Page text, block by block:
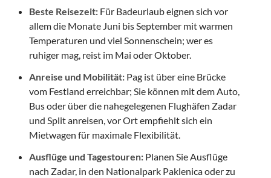
Beste Reisezeit: Für Badeurlaub eignen sich vor
allem die Monate Juni bis September mit warmen
Temperaturen und viel Sonnenschein; wer es
ruhiger mag, reist im Mai oder Oktober.
Anreise und Mobilität: Pag ist über eine Brücke
vom Festland erreichbar; Sie können mit dem Auto,
Bus oder über die nahegelegenen Flughäfen Zadar
und Split anreisen, vor Ort empfiehlt sich ein
Mietwagen für maximale Flexibilität.
Ausflüge und Tagestouren: Planen Sie Ausflüge
nach Zadar, in den Nationalpark Paklenica oder zu